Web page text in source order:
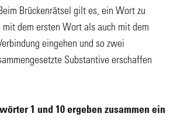
Brückenrätsel gilt es, ein Wort zu
dem ersten Wort als auch mit dem
eingehen und so zwei
Substantive erschaffen
1 und 10 ergeben zusammen ein